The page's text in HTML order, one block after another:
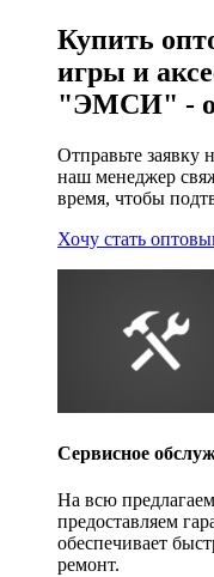
Купить
игры и
"ЭМСИ" -
Отправьте
наш менеджер
время, чтобы
Хочу стать
Сервисное
На всю
предоставляем
обеспечивает
ремонт.